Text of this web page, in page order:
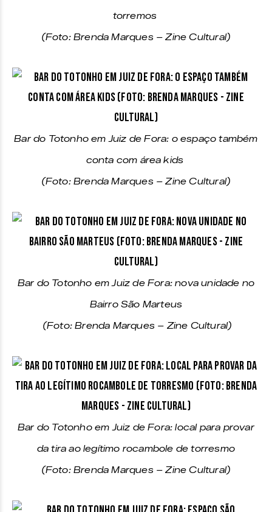
torremos
(Foto: Brenda Marques – Zine Cultural)
Bar do Totonho em Juiz de Fora: o espaço também
conta com área kids
(Foto: Brenda Marques – Zine Cultural)
Bar do Totonho em Juiz de Fora: nova unidade no
Bairro São Marteus
(Foto: Brenda Marques – Zine Cultural)
Bar do Totonho em Juiz de Fora: local para provar
da tira ao legítimo rocambole de torresmo
(Foto: Brenda Marques – Zine Cultural)